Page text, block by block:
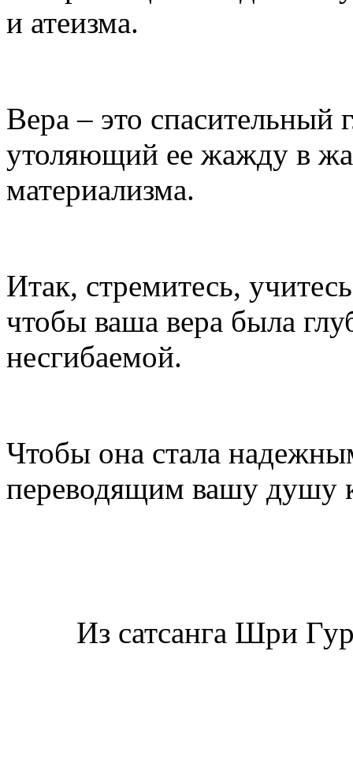
и атеизма.
Вера – это спасительный
утоляющий ее жажду в
материализма.
Итак, стремитесь,
чтобы ваша вера была
несгибаемой.
Чтобы она стала
переводящим вашу душу
Из сатсанга Шри